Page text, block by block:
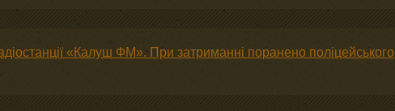
«Калуш ФМ». При затриманні поранено поліцейського